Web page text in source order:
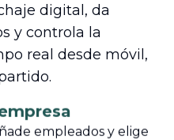
digital, da
y controla la
real desde móvil,
empleados y elige